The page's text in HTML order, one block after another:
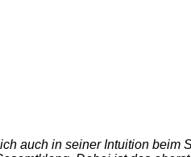
auch in seiner Intuition